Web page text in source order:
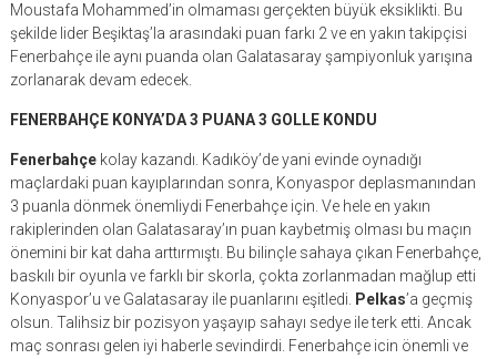
Moustafa Mohammed’in olmaması gerçekten büyük eksiklikti. Bu
şekilde lider Beşiktaş’la arasındaki puan farkı 2 ve en yakın takipçisi
Fenerbahçe ile aynı puanda olan Galatasaray şampiyonluk yarışına
zorlanarak devam edecek.
FENERBAHÇE KONYA’DA 3 PUANA 3 GOLLE KONDU
Fenerbahçekolay kazandı. Kadıköy’de yani evinde oynadığı
maçlardaki puan kayıplarından sonra, Konyaspor deplasmanından
3 puanla dönmek önemliydi Fenerbahçe için. Ve hele en yakın
rakiplerinden olan Galatasaray’ın puan kaybetmiş olması bu maçın
önemini bir kat daha arttırmıştı. Bu bilinçle sahaya çıkan Fenerbahçe,
baskılı bir oyunla ve farklı bir skorla, çokta zorlanmadan mağlup etti
Konyaspor’u ve Galatasaray ile puanlarını eşitledi.
Pelkas’a geçmiş
olsun. Talihsiz bir pozisyon yaşayıp sahayı sedye ile terk etti. Ancak
maç sonrası gelen iyi haberle sevindirdi. Fenerbahçe icin önemli ve